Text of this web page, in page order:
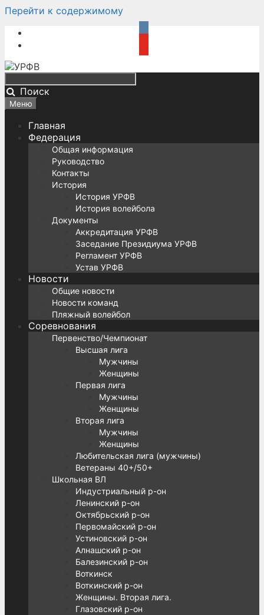
Перейти к содержимому
Поиск
Меню
Главная
Федерация
Общая информация
Руководство
Контакты
История
История УРФВ
История волейбола
Документы
Аккредитация УРФВ
Заседание Президиума УРФВ
Регламент УРФВ
Устав УРФВ
Новости
Общие новости
Новости команд
Пляжный волейбол
Соревнования
Первенство/Чемпионат
Высшая лига
Мужчины
Женщины
Первая лига
Мужчины
Женщины
Вторая лига
Мужчины
Женщины
Любительская лига (мужчины)
Ветераны 40+/50+
Школьная ВЛ
Индустриальный р-он
Ленинский р-он
Октябрьский р-он
Первомайский р-он
Устиновский р-он
Алнашский р-он
Балезинский р-он
Воткинск
Воткинский р-он
Женщины. Вторая лига.
Глазовский р-он